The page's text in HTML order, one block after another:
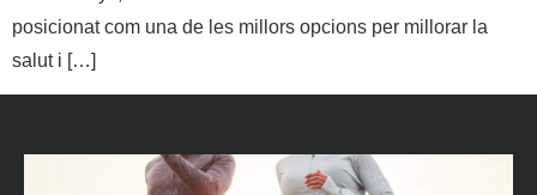
posicionat com una de les millors opcions per millorar la
salut i […]